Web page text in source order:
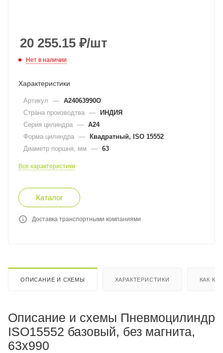
20 255.15 ₽/шт
Нет в наличии
Характеристики
Артикул — A24063990O
Страна производтва — ИНДИЯ
Серия цилиндра — A24
Форма цилиндра — Квадратный, ISO 15552
Диаметр поршня, мм
— 63
Все характеристики
Каталог
Доставка транспортными компаниями
ОПИСАНИЕ И СХЕМЫ ХАРАКТЕРИСТИКИ КАК
Описание и схемы Пневмоцилиндр
ISO15552 базовый, без магнита,
63x990